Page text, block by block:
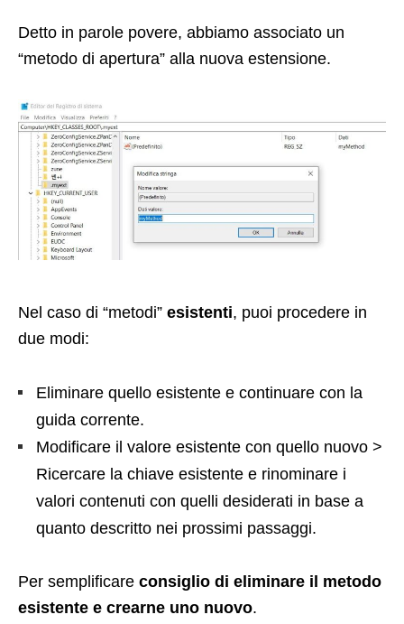
Detto in parole povere, abbiamo associato un
“metodo di apertura” alla nuova estensione.
Nel caso di “metodi” esistenti, puoi procedere in
due modi:
Eliminare quello esistente e continuare con la
guida corrente.
Modificare il valore esistente con quello nuovo >
Ricercare la chiave esistente e rinominare i
valori contenuti con quelli desiderati in base a
quanto descritto nei prossimi passaggi.
Per semplificare consiglio di eliminare il metodo
esistente e crearne uno nuovo.